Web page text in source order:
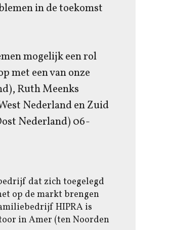
in de toekomst
mogelijk een rol
met een van onze
Ruth Meenks
Nederland en Zuid
Nederland) 06-
dat zich toegelegd
op de markt brengen
HIPRA is
in Amer (ten Noorden